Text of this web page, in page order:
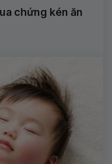
chứng kén ăn